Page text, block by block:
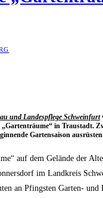
und Lan­des­pfle­ge Schwein­furt
„Gar­ten­träu­me“ in Trau­stadt.
Gar­ten­sai­son
auf dem Gelän­de der
im Land­kreis
an Pfings­ten Gar­ten- und